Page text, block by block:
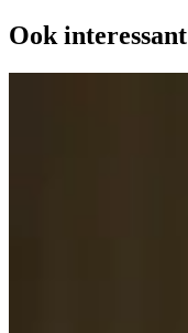
Ook interessant